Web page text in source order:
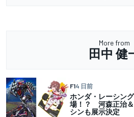
More from
田中 健
F14 日前
ホンダ・レーシン
場！？ 河森正治＆
シンも展示決定